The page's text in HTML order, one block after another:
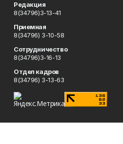
Редакция
8(34796)3-13-41
Приемная
8(34796) 3-10-58
Сотрудничество
8(34796)3-16-13
Отдел кадров
8(34796) 3-13-63